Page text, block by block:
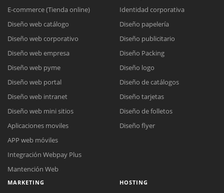
E-commerce (Tienda online)
Diseño web catálogo
Diseño web corporativo
Diseño web empresa
Diseño web pyme
Diseño web portal
Diseño web intranet
Diseño web mini sitios
Aplicaciones moviles
APP web móviles
Integración Webpay Plus
Mantención Web
Identidad corporativa
Diseño papelería
Diseño publicitario
Diseño Packing
Diseño logo
Diseño de catálogos
Diseño tarjetas
Diseño de folletos
Diseño flyer
MARKETING HOSTING